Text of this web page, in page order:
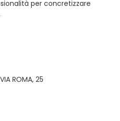
per concretizzare
ROMA, 25